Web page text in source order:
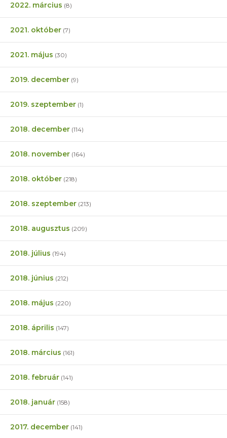
2022. március (8)
2021. október (7)
2021. május (30)
2019. december (9)
2019. szeptember (1)
2018. december (114)
2018. november (164)
2018. október (218)
2018. szeptember (213)
2018. augusztus (209)
2018. július (194)
2018. június (212)
2018. május (220)
2018. április (147)
2018. március (161)
2018. február (141)
2018. január (158)
2017. december (141)